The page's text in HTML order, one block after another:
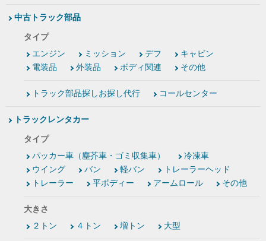
中古トラック部品
タイプ
エンジン
ミッション デフ
キャビン
電装品
外装品 ボディ関連 その他
トラック部品探しお探し代行 コールセンター
トラックレンタカー
タイプ
パッカー車（塵芥車・ゴミ収集車）
冷凍車
ウイング
バン 軽バン
トレーラーヘッド
トレーラー
平ボディー アームロール その他
大きさ
２トン
４トン 増トン 大型